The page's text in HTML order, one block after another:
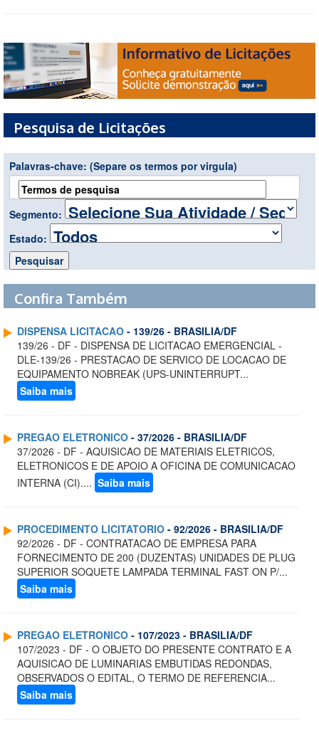
Pesquisa de Licitações
Palavras-chave: (Separe os termos por virgula)
Segmento:
Estado:
Confira Também
DISPENSA LICITACAO - 139/26 - BRASILIA/DF
139/26 - DF - DISPENSA DE LICITACAO EMERGENCIAL -
DLE-139/26 - PRESTACAO DE SERVICO DE LOCACAO DE
EQUIPAMENTO NOBREAK (UPS-UNINTERRUPT...
Saiba mais
PREGAO ELETRONICO - 37/2026 - BRASILIA/DF
37/2026 - DF - AQUISICAO DE MATERIAIS ELETRICOS,
ELETRONICOS E DE APOIO A OFICINA DE COMUNICACAO
INTERNA (CI).... Saiba mais
PROCEDIMENTO LICITATORIO - 92/2026 - BRASILIA/DF
92/2026 - DF - CONTRATACAO DE EMPRESA PARA
FORNECIMENTO DE 200 (DUZENTAS) UNIDADES DE PLUG
SUPERIOR SOQUETE LAMPADA TERMINAL FAST ON P/...
Saiba mais
PREGAO ELETRONICO - 107/2023 - BRASILIA/DF
107/2023 - DF - O OBJETO DO PRESENTE CONTRATO E A
AQUISICAO DE LUMINARIAS EMBUTIDAS REDONDAS,
OBSERVADOS O EDITAL, O TERMO DE REFERENCIA...
Saiba mais